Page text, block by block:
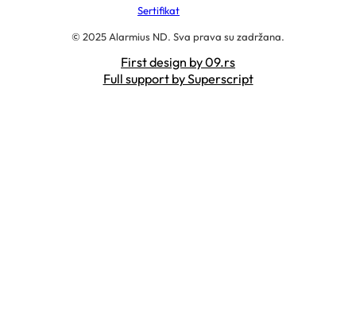
Sertifikat
© 2025 Alarmius ND. Sva prava su zadržana.
First design by 09.rs
Full support by Superscript